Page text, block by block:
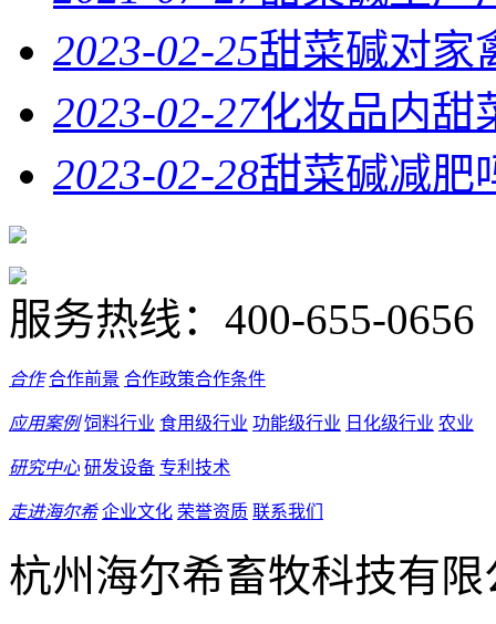
2023-02-25甜菜碱对家
2023-02-27化妆品内甜
2023-02-28甜菜碱减肥
服务热线： 400-655-0656
合作 合作前景 合作政策合作条件
应用案例 饲料行业 食用级行业 功能级行业 日化级行业 农业
研究中心 研发设备 专利技术
走进海尔希 企业文化 荣誉资质 联系我们
杭州海尔希畜牧科技有限